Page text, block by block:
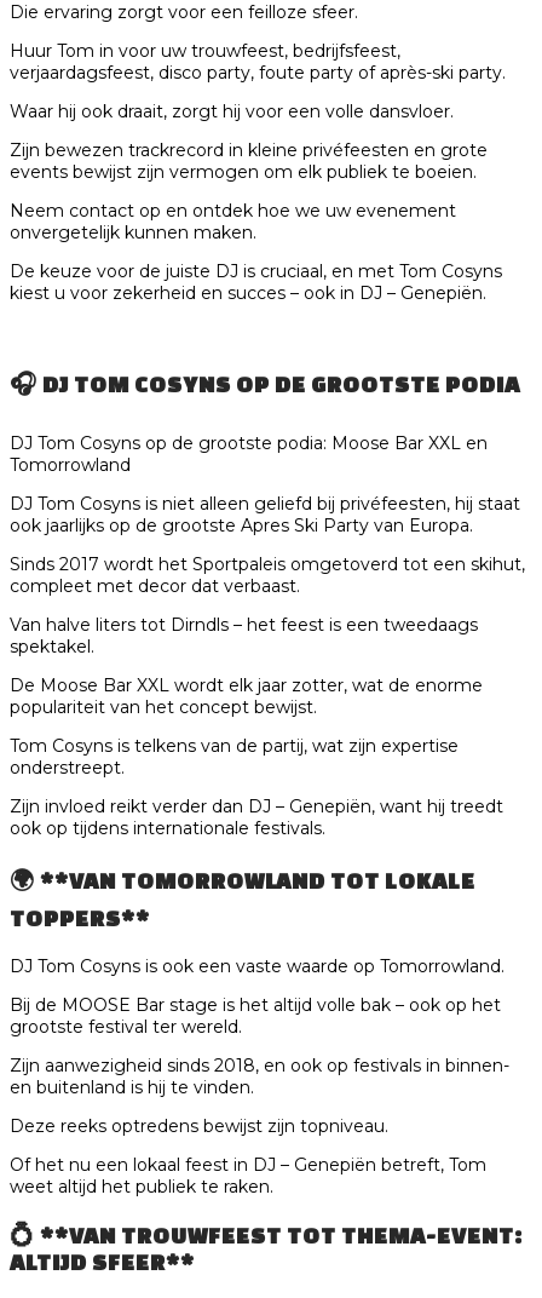
Die ervaring zorgt voor een feilloze sfeer.
Huur Tom in voor uw trouwfeest, bedrijfsfeest,
verjaardagsfeest, disco party, foute party of après-ski party.
Waar hij ook draait, zorgt hij voor een volle dansvloer.
Zijn bewezen trackrecord in kleine privéfeesten en grote
events bewijst zijn vermogen om elk publiek te boeien.
Neem contact op en ontdek hoe we uw evenement
onvergetelijk kunnen maken.
De keuze voor de juiste DJ is cruciaal, en met Tom Cosyns
kiest u voor zekerheid en succes – ook in DJ – Genepiën.
🎧 DJ TOM COSYNS OP DE GROOTSTE PODIA
DJ Tom Cosyns op de grootste podia: Moose Bar XXL en
Tomorrowland
DJ Tom Cosyns is niet alleen geliefd bij privéfeesten, hij staat
ook jaarlijks op de grootste Apres Ski Party van Europa.
Sinds 2017 wordt het Sportpaleis omgetoverd tot een skihut,
compleet met decor dat verbaast.
Van halve liters tot Dirndls – het feest is een tweedaags
spektakel.
De Moose Bar XXL wordt elk jaar zotter, wat de enorme
populariteit van het concept bewijst.
Tom Cosyns is telkens van de partij, wat zijn expertise
onderstreept.
Zijn invloed reikt verder dan DJ – Genepiën, want hij treedt
ook op tijdens internationale festivals.
🌍 **VAN TOMORROWLAND TOT LOKALE
TOPPERS**
DJ Tom Cosyns is ook een vaste waarde op Tomorrowland.
Bij de MOOSE Bar stage is het altijd volle bak – ook op het
grootste festival ter wereld.
Zijn aanwezigheid sinds 2018, en ook op festivals in binnen-
en buitenland is hij te vinden.
Deze reeks optredens bewijst zijn topniveau.
Of het nu een lokaal feest in DJ – Genepiën betreft, Tom
weet altijd het publiek te raken.
💍 **VAN TROUWFEEST TOT THEMA-EVENT:
ALTIJD SFEER**